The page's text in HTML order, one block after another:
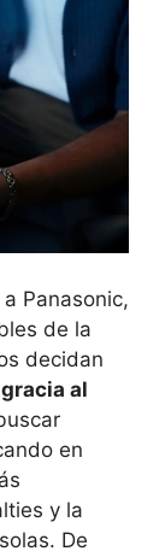
Panasonic,
de la
decidan
al
en
y la
De